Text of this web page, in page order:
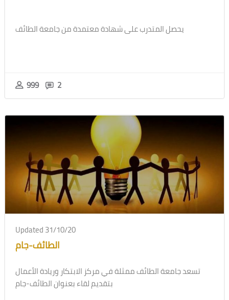
يحصل المتدرب على شهادة معتمدة من جامعة الطائف
999 2
Updated 31/10/20
الطائف-جام
تسعد جامعة الطائف ممثلة في مركز الابتكار وريادة الأعمال
بتقديم لقاء بعنوان الطائف-جام